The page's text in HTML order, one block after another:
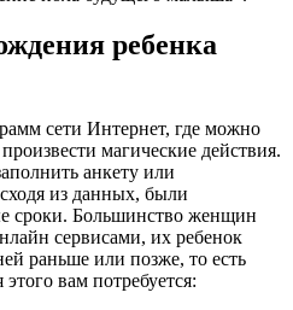
ребенка
сети Интернет, где можно
магические действия.
анкету или
из данных, были
сроки. Большинство женщин
сервисами, их ребенок
раньше или позже, то есть
вам потребуется: